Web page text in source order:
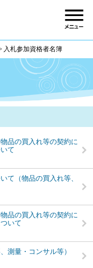
入札参加資格者名簿
品の買入れ等の契約に
て
て（物品の買入れ等、
品の買入れ等の契約に
いて
測量・コンサル等）